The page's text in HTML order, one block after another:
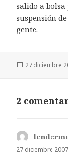
salido a
suspensión
gente.
Publicado
27 diciembre
2
27 diciembre